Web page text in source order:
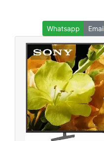
Whatsapp